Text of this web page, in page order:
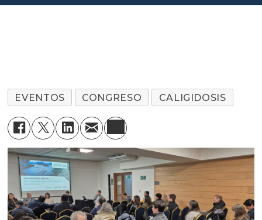
EVENTOS CONGRESO CALIGIDOSIS